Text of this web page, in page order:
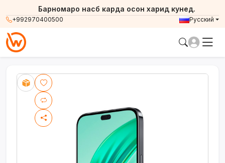
+992970400500
Барномаро насб карда осон харид кунед.
Русский